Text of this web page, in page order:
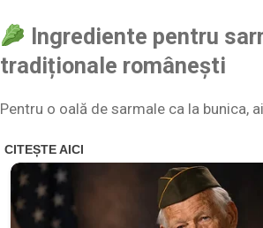
Ingrediente pentru
tradiționale românești
Pentru o oală de sarmale ca la bunica,